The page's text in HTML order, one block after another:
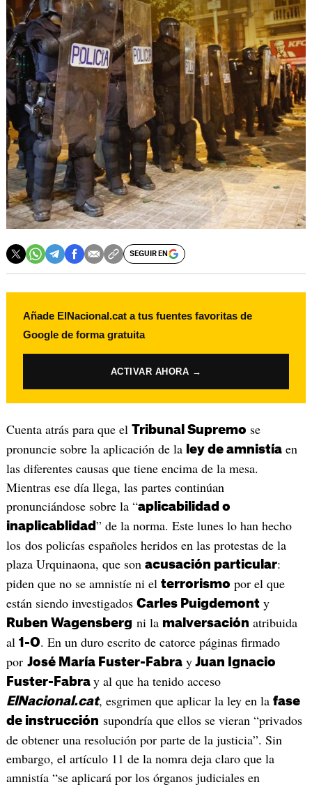
SEGUIR EN
Añade ElNacional.cat a tus fuentes favoritas de
Google de forma gratuita
ACTIVAR AHORA →
Cuenta atrás para que el Tribunal Supremo se
pronuncie sobre la aplicación de la ley de amnistíaen
las diferentes causas que tiene encima de la mesa.
Mientras ese día llega, las partes continúan
pronunciándose sobre la “aplicabilidad o
inaplicablidad ” de la norma. Este lunes lo han hecho
los dos policías españoles heridos en las protestas de la
plaza Urquinaona, que son acusación particular:
piden que no se amnistíe ni el terrorismo por el que
están siendo investigados Carles Puigdemonty
Ruben Wagensberg ni la malversación atribuida
al 1-O. En un duro escrito de catorce páginas firmado
por José María Fuster-FabrayJuan Ignacio
Fuster-Fabra y al que ha tenido acceso
ElNacional.cat, esgrimen que aplicar la ley en la fase
de instrucción supondría que ellos se vieran “privados
de obtener una resolución por parte de la justicia”. Sin
embargo, el artículo 11 de la nomra deja claro que la
amnistía “se aplicará por los órganos judiciales en